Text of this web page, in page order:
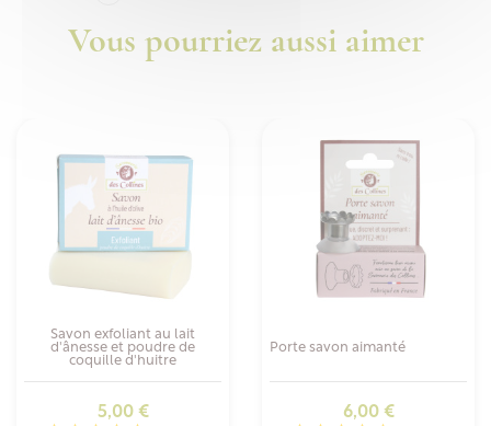
Vous pourriez aussi aimer
Savon exfoliant au lait
d'ânesse et poudre de
coquille d'huitre
Prix
5,00 €
Porte savon aimanté
Prix
6,00 €